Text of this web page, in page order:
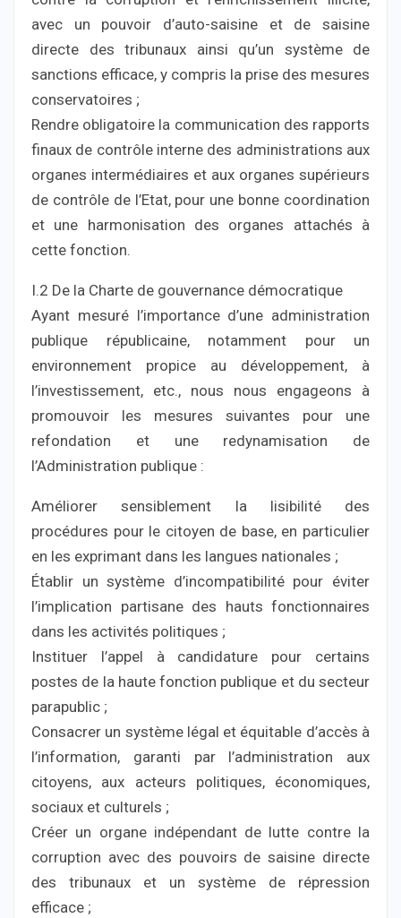
avec un pouvoir d’auto-saisine et de saisine
directe des tribunaux ainsi qu’un système de
sanctions efficace, y compris la prise des mesures
conservatoires ;
Rendre obligatoire la communication des rapports
finaux de contrôle interne des administrations aux
organes intermédiaires et aux organes supérieurs
de contrôle de l’Etat, pour une bonne coordination
et une harmonisation des organes attachés à
cette fonction.
I.2 De la Charte de gouvernance démocratique
Ayant mesuré l’importance d’une administration
publique républicaine, notamment pour un
environnement propice au développement, à
l’investissement, etc., nous nous engageons à
promouvoir les mesures suivantes pour une
refondation et une redynamisation de
l’Administration publique :
Améliorer sensiblement la lisibilité des
procédures pour le citoyen de base, en particulier
en les exprimant dans les langues nationales ;
Établir un système d’incompatibilité pour éviter
l’implication partisane des hauts fonctionnaires
dans les activités politiques ;
Instituer l’appel à candidature pour certains
postes de la haute fonction publique et du secteur
parapublic ;
Consacrer un système légal et équitable d’accès à
l’information, garanti par l’administration aux
citoyens, aux acteurs politiques, économiques,
sociaux et culturels ;
Créer un organe indépendant de lutte contre la
corruption avec des pouvoirs de saisine directe
des tribunaux et un système de répression
efficace ;